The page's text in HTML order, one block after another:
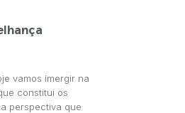
vamos imergir na
constitui os
perspectiva que